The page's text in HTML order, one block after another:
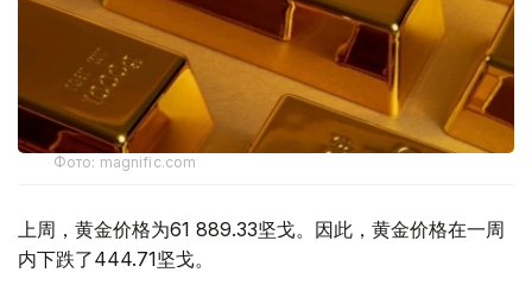
Фото: magnific.com
上周，黄金价格为61 889.33坚戈。因此，黄金价格在一周
内下跌了444.71坚戈。